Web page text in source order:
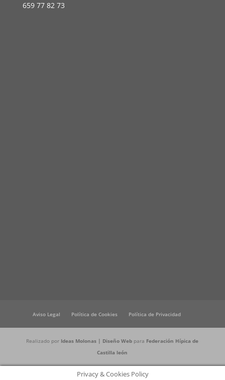
659 77 82 73
Aviso Legal Política de Cookies Política de Privacidad
Realizado por Ideas Molonas | Diseño Web para Federación Hípica de
Castilla león
Privacy & Cookies Policy